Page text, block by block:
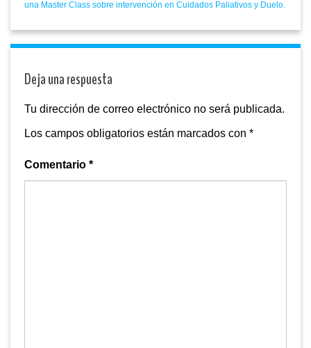
una Master Class sobre intervención en Cuidados Paliativos y Duelo.
Deja una respuesta
Tu dirección de correo electrónico no será publicada.
Los campos obligatorios están marcados con *
Comentario *